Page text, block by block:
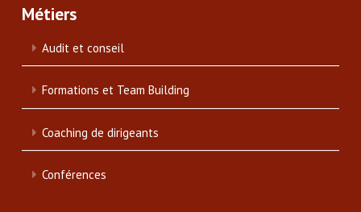
Métiers
Audit et conseil
Formations et Team Building
Coaching de dirigeants
Conférences